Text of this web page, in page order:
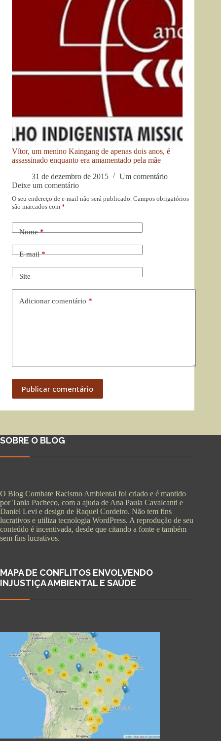
Vítor, um menino Kaingang de apenas dois anos, é
assassinado enquanto era amamentado pela mãe
31 de dezembro de 2015
Um comentário
Deixe um comentário
O seu endereço de e-mail não será publicado. Campos obrigatórios
são marcados com *
Nome*
E-mail*
Site
Adicionar comentário *
Publicar comentário
SOBRE O BLOG
O Blog Combate Racismo Ambiental foi criado e é mantido
por Tania Pacheco, com a ajuda de Ana Paula Cavalcanti e
Daniel Levi e design de Raquel Cordeiro. Não tem fins
lucrativos e utiliza tecnologia WordPress. A reprodução de seu
conteúdo é incentivada, desde que citando a fonte e também
sem fins lucrativos.
MAPA DE CONFLITOS ENVOLVENDO
INJUSTIÇA AMBIENTAL E SAÚDE